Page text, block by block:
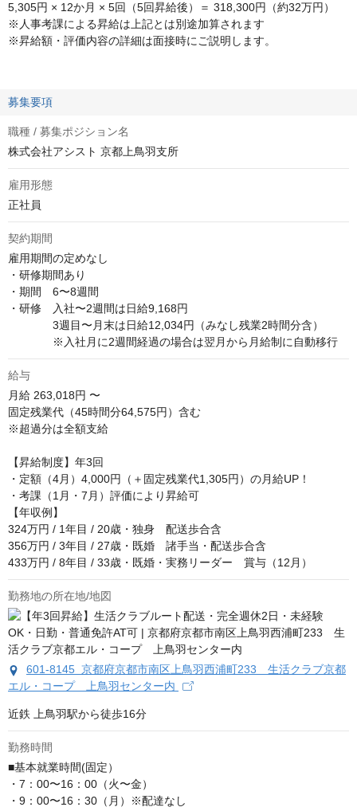
5,305円 × 12か月 × 5回（5回昇給後）＝ 318,300円（約32万円）
※人事考課による昇給は上記とは別途加算されます
※昇給額・評価内容の詳細は面接時にご説明します。
募集要項
職種 / 募集ポジション名
株式会社アシスト 京都上鳥羽支所
雇用形態
正社員
契約期間
雇用期間の定めなし
・研修期間あり
・期間　6〜8週間
・研修　入社〜2週間は日給9,168円
3週目〜月末は日給12,034円（みなし残業2時間分含）
※入社月に2週間経過の場合は翌月から月給制に自動移行
給与
月給 263,018円 〜
固定残業代（45時間分64,575円）含む
※超過分は全額支給
【昇給制度】年3回
・定額（4月）4,000円（＋固定残業代1,305円）の月給UP！
・考課（1月・7月）評価により昇給可
【年収例】
324万円 / 1年目 / 20歳・独身　配送歩合含
356万円 / 3年目 / 27歳・既婚　諸手当・配送歩合含
433万円 / 8年目 / 33歳・既婚・実務リーダー　賞与（12月）
勤務地の所在地/地図
601-8145 京都府京都市南区上鳥羽西浦町233 生活クラブ京都
エル・コープ 上鳥羽センター内
近鉄 上鳥羽駅から徒歩16分
勤務時間
■基本就業時間(固定）
・7：00〜16：00（火〜金）
・9：00〜16：30（月）※配達なし